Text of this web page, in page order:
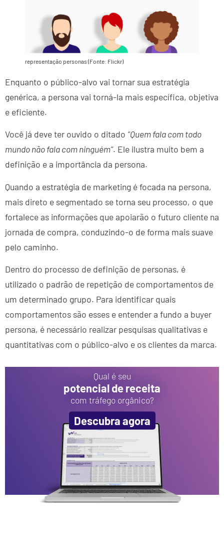
representação personas (Fonte: Flickr)
Enquanto o público-alvo vai tornar sua estratégia
genérica, a persona vai torná-la mais específica, objetiva
e eficiente.
Você já deve ter ouvido o ditado “Quem fala com todo
mundo não fala com ninguém”. Ele ilustra muito bem a
definição e a importância da persona.
Quando a estratégia de marketing é focada na persona,
mais direto e segmentado se torna seu processo, o que
fortalece as informações que apoiarão o futuro cliente na
jornada de compra, conduzindo-o de forma mais suave
pelo caminho.
Dentro do processo de definição de personas, é
utilizado o padrão de repetição de comportamentos de
um determinado grupo. Para identificar quais
comportamentos são esses e entender a fundo a buyer
persona, é necessário realizar pesquisas qualitativas e
quantitativas com o público-alvo e os clientes da marca.
Qual é seu
potencial de receita
com tráfego orgânico?
Descubra agora